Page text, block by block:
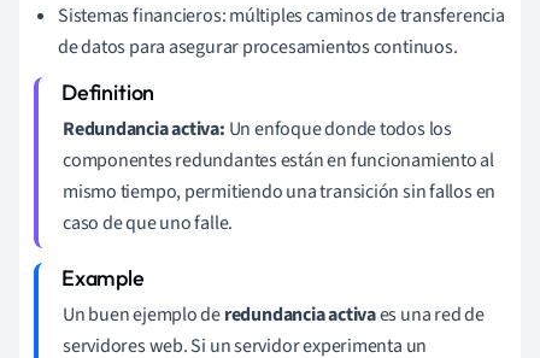
Sistemas financieros: múltiples caminos de transferencia
de datos para asegurar procesamientos continuos.
Redundancia activa: Un enfoque donde todos los
componentes redundantes están en funcionamiento al
mismo tiempo, permitiendo una transición sin fallos en
caso de que uno falle.
Un buen ejemplo deredundancia activaes una red de
servidores web. Si un servidor experimenta un